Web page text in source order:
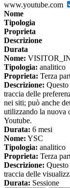
www.youtube.com
Nome
Tipologia
Proprieta
Descrizione
Durata
Nome:
Tipologia: analitico
Proprieta: Terza
Descrizione:
traccia delle
nei siti; può anche
utilizzando la nuova
Youtube.
Durata: 6 mesi
Nome: YSC
Tipologia: analitico
Proprieta: Terza
Descrizione:
traccia delle
Durata: Sessione